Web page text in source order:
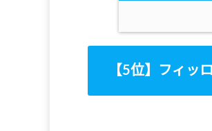
【5位】フィッ